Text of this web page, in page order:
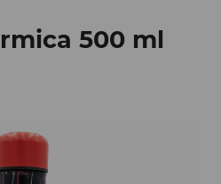
500 ml